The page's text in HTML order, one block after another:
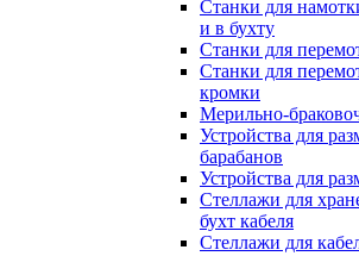
Станки для
и в бухту
Станки для
Станки для
кромки
Мерильно-
Устройства для
барабанов
Устройства для
Стеллажи для
бухт кабеля
Стеллажи для